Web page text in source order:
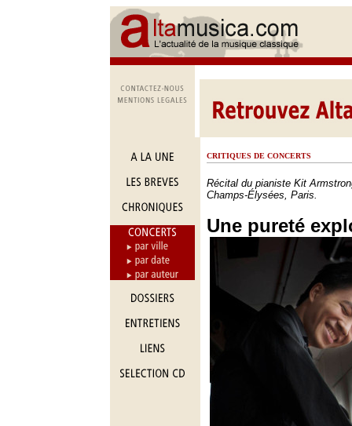
CRITIQUES DE CONCERTS
Récital du pianiste Kit
Champs-Élysées, Paris.
Une pureté